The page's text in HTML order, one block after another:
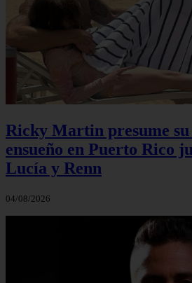
Ricky Martin presume su
ensueño en Puerto Rico
Lucía y Renn
04/08/2026